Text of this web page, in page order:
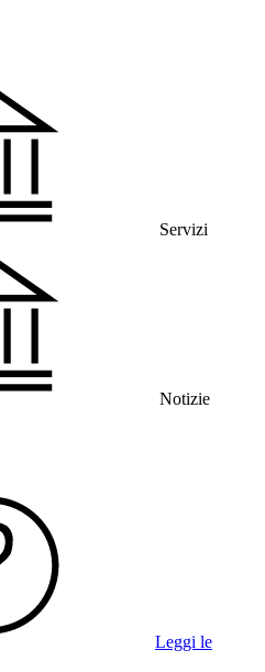
Servizi
Notizie
Leggi le